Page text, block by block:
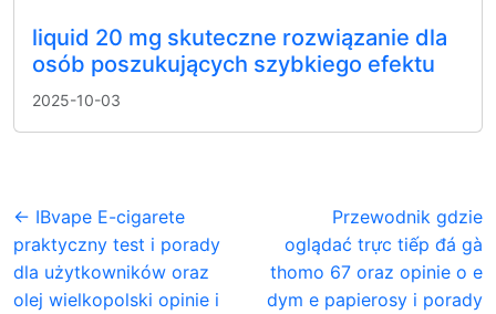
liquid 20 mg skuteczne rozwiązanie dla
osób poszukujących szybkiego efektu
2025-10-03
← IBvape E-cigarete
praktyczny test i porady
dla użytkowników oraz
olej wielkopolski opinie i
Przewodnik gdzie
oglądać trực tiếp đá gà
thomo 67 oraz opinie o e
dym e papierosy i porady